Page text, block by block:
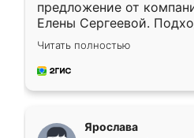
предложение от
Елены Сергеевой.
короткие сроки
для замера сотрудник
предложил по моему
Читать полностью
Ярослава